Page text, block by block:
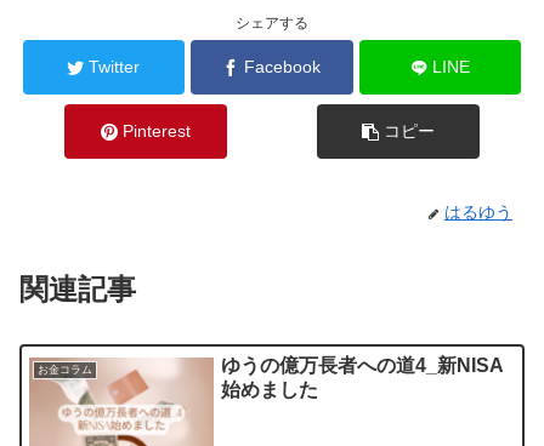
シェアする
Twitter Facebook LINE
Pinterest コピー
はるゆう
関連記事
お金コラム
ゆうの億万長者への道4_新NISA
始めました